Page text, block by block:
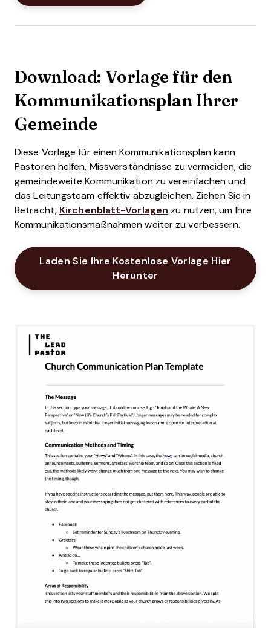
Download: Vorlage für den
Kommunikationsplan Ihrer
Gemeinde
Diese Vorlage für einen Kommunikationsplan kann
Pastoren helfen, Missverständnisse zu vermeiden, die
gemeindeweite Kommunikation zu vereinfachen und
das Leitungsteam effektiv abzugleichen. Ziehen Sie in
Betracht, Kirchenblatt-Vorlagen zu nutzen, um Ihre
Kommunikationsmaßnahmen weiter zu verbessern.
Laden Sie Ihre Kostenlose Vorlage Hier
Herunter Opens New Window